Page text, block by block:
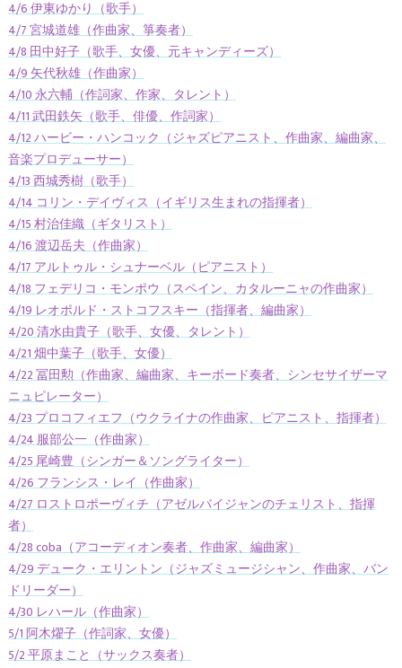
4/6 伊東ゆかり（歌手）
4/7 宮城道雄（作曲家、箏奏者）
4/8 田中好子（歌手、女優、元キャンディーズ）
4/9 矢代秋雄（作曲家）
4/10 永六輔（作詞家、作家、タレント）
4/11 武田鉄矢（歌手、俳優、作詞家）
4/12 ハービー・ハンコック（ジャズピアニスト、作曲家、編曲家、
音楽プロデューサー）
4/13 西城秀樹（歌手）
4/14 コリン・デイヴィス（イギリス生まれの指揮者）
4/15 村治佳織（ギタリスト）
4/16 渡辺岳夫（作曲家）
4/17 アルトゥル・シュナーベル（ピアニスト）
4/18 フェデリコ・モンポウ（スペイン、カタルーニャの作曲家）
4/19 レオポルド・ストコフスキー（指揮者、編曲家）
4/20 清水由貴子（歌手、女優、タレント）
4/21 畑中葉子（歌手、女優）
4/22 冨田勲（作曲家、編曲家、キーボード奏者、シンセサイザーマ
ニュピレーター）
4/23 プロコフィエフ（ウクライナの作曲家、ピアニスト、指揮者）
4/24 服部公一（作曲家）
4/25 尾崎豊（シンガー＆ソングライター）
4/26 フランシス・レイ（作曲家）
4/27 ロストロポーヴィチ（アゼルバイジャンのチェリスト、指揮
者）
4/28 coba（アコーディオン奏者、作曲家、編曲家）
4/29 デューク・エリントン（ジャズミュージシャン、作曲家、バン
ドリーダー）
4/30 レハール（作曲家）
5/1 阿木燿子（作詞家、女優）
5/2 平原まこと（サックス奏者）